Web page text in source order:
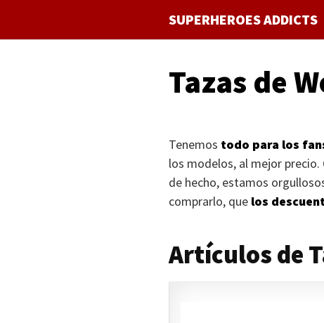
contenido
SUPERHEROES ADDICTS
Tazas de
Tenemos todo para los
los modelos, al mejor
de hecho, estamos
comprarlo, que los
Artículos de